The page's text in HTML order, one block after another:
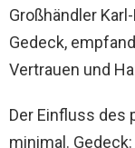
Großhändler
Gedeck,
Vertrauen und
Der Einfluss des
minimal.